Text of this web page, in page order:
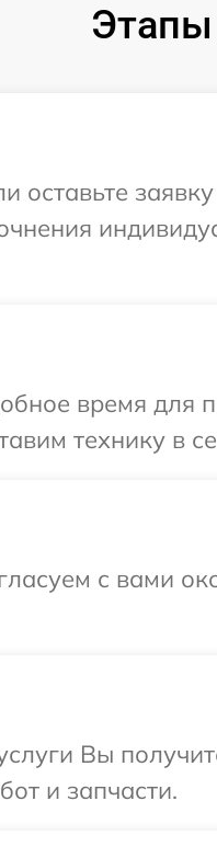
оставьте
время для
технику в
с вами
Вы
и запчасти.